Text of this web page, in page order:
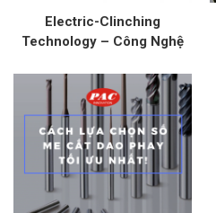
Electric-Clinching
Technology – Công Nghệ
Ngành Điện, Điện Tử